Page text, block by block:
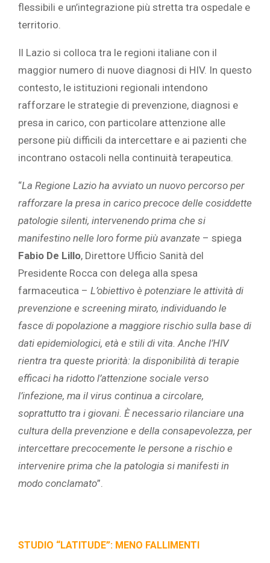
flessibili e un’integrazione più stretta tra ospedale e
territorio.
Il Lazio si colloca tra le regioni italiane con il
maggior numero di nuove diagnosi di HIV. In questo
contesto, le istituzioni regionali intendono
rafforzare le strategie di prevenzione, diagnosi e
presa in carico, con particolare attenzione alle
persone più difficili da intercettare e ai pazienti che
incontrano ostacoli nella continuità terapeutica.
“La Regione Lazio ha avviato un nuovo percorso per
rafforzare la presa in carico precoce delle cosiddette
patologie silenti, intervenendo prima che si
manifestino nelle loro forme più avanzate – spiega
Fabio De Lillo, Direttore Ufficio Sanità del
Presidente Rocca con delega alla spesa
farmaceutica – L’obiettivo è potenziare le attività di
prevenzione e screening mirato, individuando le
fasce di popolazione a maggiore rischio sulla base di
dati epidemiologici, età e stili di vita. Anche l’HIV
rientra tra queste priorità: la disponibilità di terapie
efficaci ha ridotto l’attenzione sociale verso
l’infezione, ma il virus continua a circolare,
soprattutto tra i giovani. È necessario rilanciare una
cultura della prevenzione e della consapevolezza, per
intercettare precocemente le persone a rischio e
intervenire prima che la patologia si manifesti in
modo conclamato”.
STUDIO “LATITUDE”: MENO FALLIMENTI